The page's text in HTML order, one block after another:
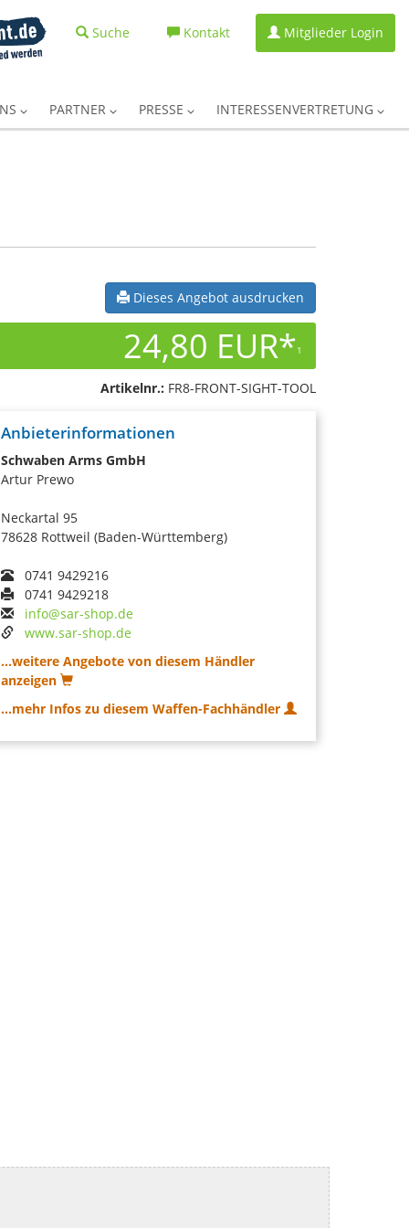
Suche Kontakt Mitglieder Login
PARTNER PRESSE INTERESSENVERTRETUNG
Dieses Angebot ausdrucken
24,80 EUR*1
Artikelnr.: FR8-FRONT-SIGHT-TOOL
Anbieterinformationen
Schwaben Arms GmbH
Artur Prewo
Neckartal 95
78628 Rottweil (Baden-Württemberg)
0741 9429216
0741 9429218
info@sar-shop.de
www.sar-shop.de
...weitere Angebote von diesem Händler
anzeigen
...mehr Infos zu diesem Waffen-Fachhändler